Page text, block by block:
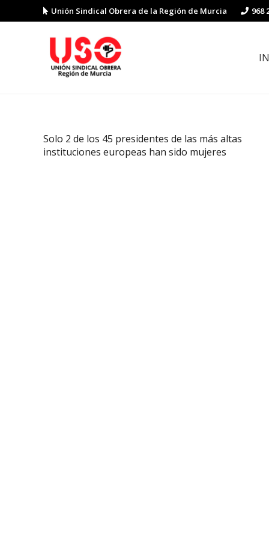
Unión Sindical Obrera de la Región de Murcia 968
Solo 2 de los 45 presidentes de las más altas
instituciones europeas han sido mujeres